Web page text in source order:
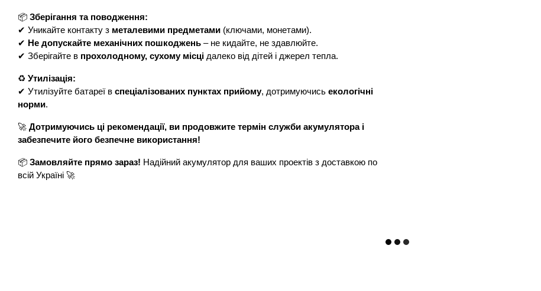
📦 Зберігання та поводження:
✔ Уникайте контакту з металевими предметами (ключами, монетами).
✔ Не допускайте механічних пошкоджень – не кидайте, не здавлюйте.
✔ Зберігайте в прохолодному, сухому місці далеко від дітей і джерел тепла.
♻ Утилізація:
✔ Утилізуйте батареї в спеціалізованих пунктах прийому, дотримуючись екологічні
норми.
🚀 Дотримуючись ці рекомендації, ви продовжите термін служби акумулятора і
забезпечите його безпечне використання!
📦 Замовляйте прямо зараз! Надійний акумулятор для ваших проектів з доставкою по
всій Україні 🚀